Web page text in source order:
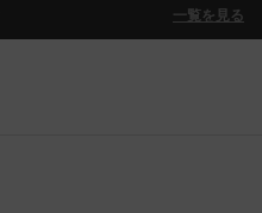
一覧を見る